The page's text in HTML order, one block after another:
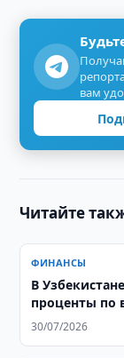
вам
Читайте
ФИНАНСЫ
В
проценты по
30/07/2026